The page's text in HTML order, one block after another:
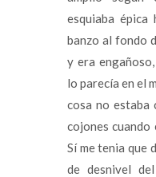
esquiaba
banzo al fondo
y era
lo parecía en el
cosa no estaba
cojones cuando
Sí me tenia que
de desnivel